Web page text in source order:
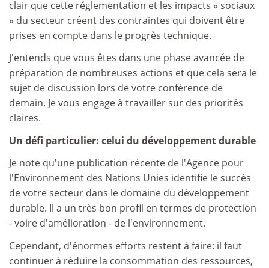
clair que cette réglementation et les impacts « sociaux
» du secteur créent des contraintes qui doivent être
prises en compte dans le progrès technique.
J'entends que vous êtes dans une phase avancée de
préparation de nombreuses actions et que cela sera le
sujet de discussion lors de votre conférence de
demain. Je vous engage à travailler sur des priorités
claires.
Un défi particulier: celui du développement durable
Je note qu'une publication récente de l'Agence pour
l'Environnement des Nations Unies identifie le succès
de votre secteur dans le domaine du développement
durable. Il a un très bon profil en termes de protection
- voire d'amélioration - de l'environnement.
Cependant, d'énormes efforts restent à faire: il faut
continuer à réduire la consommation des ressources,